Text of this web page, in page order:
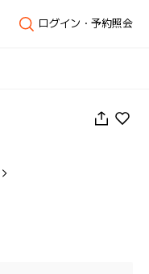
ログイン・予約照会